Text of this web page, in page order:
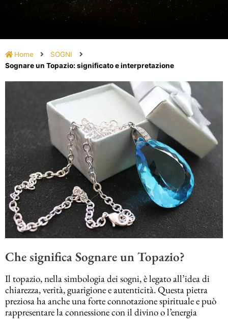
Home
SOGNI
Sognare un Topazio: significato e interpretazione
Che significa Sognare un Topazio?
Il topazio, nella simbologia dei sogni, è legato all’idea di
chiarezza, verità, guarigione e autenticità. Questa pietra
preziosa ha anche una forte connotazione spirituale e può
rappresentare la connessione con il divino o l’energia